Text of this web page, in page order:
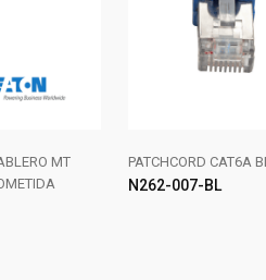
MT
PATCHCORD CAT6A
N262-007-BL